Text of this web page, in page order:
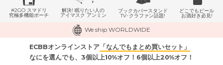
#2GO スマドリ
究極多機能ポーチ
解決! 眠りたい人の
アイマスク アンミン
ブックカバースタンド
TV･クラファン話題!
どこでもビール
お酒好き必見!
We ship WORLDWIDE
ECBBオンラインストア 「なんでもまとめ買いセット」
なにを選んでも、3個以上10%オフ！6個以上20%オフ！